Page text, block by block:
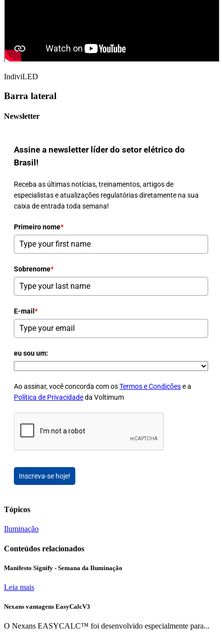
IndiviLED
Barra lateral
Newsletter
Assine a newsletter líder do setor elétrico do
Brasil!
Receba as últimas notícias, treinamentos, artigos de
especialistas e atualizações regulatórias diretamente na sua
caixa de entrada toda semana!
Primeiro nome*
Sobrenome*
E-mail *
eu sou um:
Ao assinar, você concorda com osTermos e Condiçõese a
Política de Privacidadeda Voltimum
Inscreva-se hoje!
Tópicos
Iluminação
Conteúdos relacionados
Manifesto Signify - Semana da Iluminação
Leia mais
Nexans vantagens EasyCalcV3
O Nexans EASYCALC™ foi desenvolvido especialmente para...